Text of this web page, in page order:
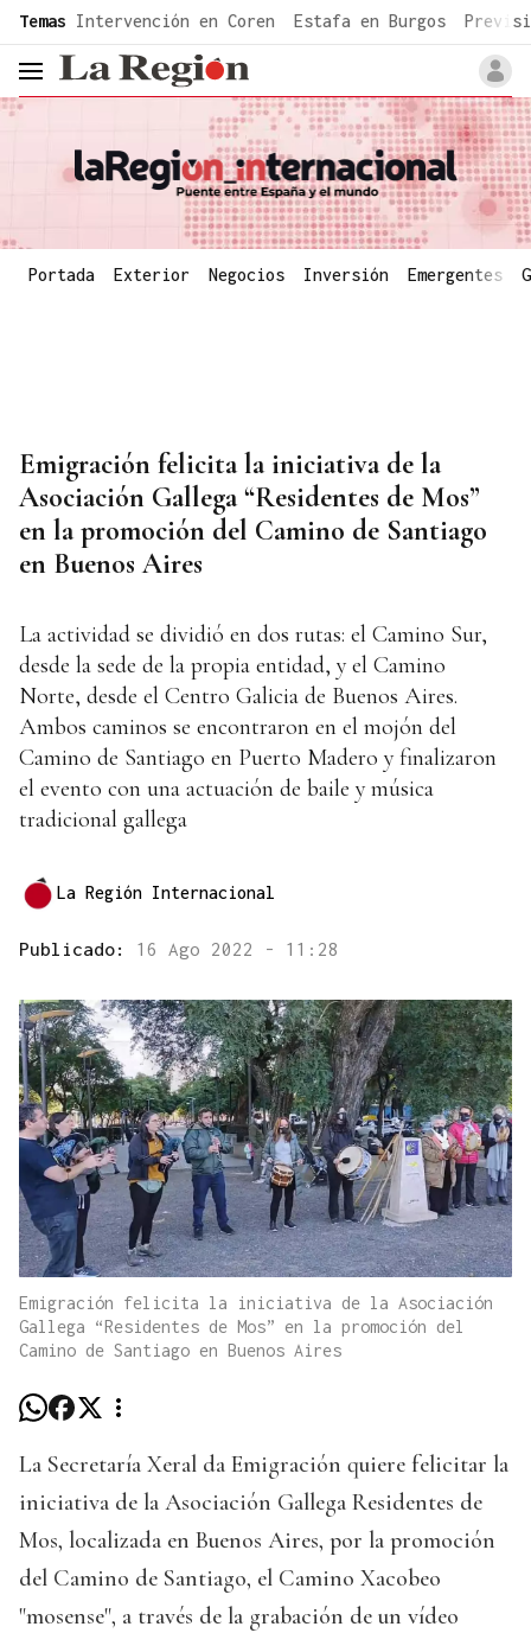
common.go-to-content
Temas Intervención en Coren Estafa en Burgos
header.menu.open
Portada Exterior Negocios Inversión Emergentes
Emigración felicita la iniciativa de la
Asociación Gallega “Residentes de Mos”
en la promoción del Camino de Santiago
en Buenos Aires
La actividad se dividió en dos rutas: el Camino Sur,
desde la sede de la propia entidad, y el Camino
Norte, desde el Centro Galicia de Buenos Aires.
Ambos caminos se encontraron en el mojón del
Camino de Santiago en Puerto Madero y finalizaron
el evento con una actuación de baile y música
tradicional gallega
La Región Internacional
Publicado: 16 Ago 2022 - 11:28
Emigración felicita la iniciativa de la Asociación
Gallega “Residentes de Mos” en la promoción del
Camino de Santiago en Buenos Aires
La Secretaría Xeral da Emigración quiere felicitar la
iniciativa de la Asociación Gallega Residentes de
Mos, localizada en Buenos Aires, por la promoción
del Camino de Santiago, el Camino Xacobeo
"mosense", a través de la grabación de un vídeo